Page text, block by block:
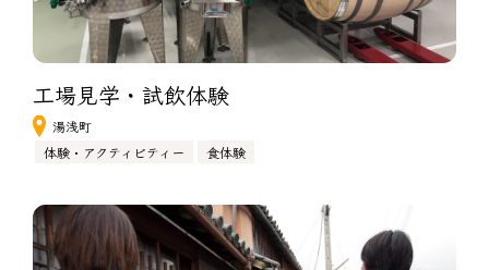
工場見学・試飲体験
湯浅町
体験・アクティビティー
食体験